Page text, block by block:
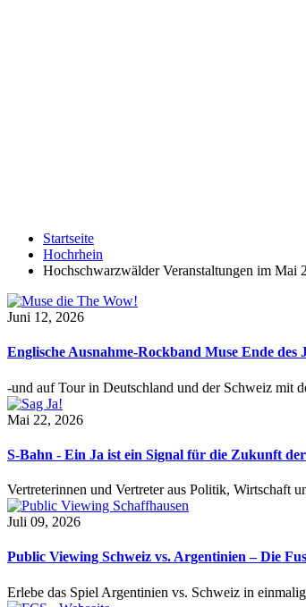
Startseite
Hochrhein
Hochschwarzwälder Veranstaltungen im Mai
Juni 12, 2026
Englische Ausnahme-Rockband Muse Ende des
-und auf Tour in Deutschland und der Schweiz mit
Mai 22, 2026
S-Bahn - Ein Ja ist ein Signal für die Zukunft
Vertreterinnen und Vertreter aus Politik, Wirtschaft
Juli 09, 2026
Public Viewing Schweiz vs. Argentinien – Die
Erlebe das Spiel Argentinien vs. Schweiz in